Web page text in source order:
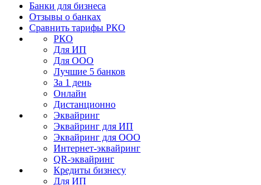
Банки для бизнеса
Отзывы о банках
Сравнить тарифы РКО
РКО
Для ИП
Для ООО
Лучшие 5 банков
За 1 день
Онлайн
Дистанционно
Эквайринг
Эквайринг для ИП
Эквайринг для ООО
Интернет-эквайринг
QR-эквайринг
Кредиты бизнесу
Для ИП